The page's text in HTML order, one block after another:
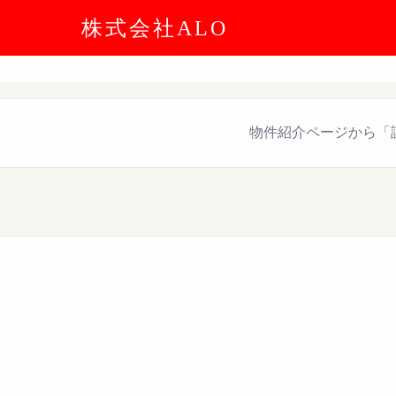
株式会社ALO
物件紹介ページから